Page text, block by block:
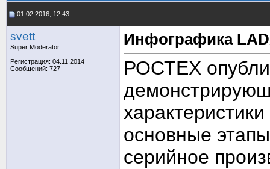
01.02.2016, 12:43
svett
Super Moderator
Регистрация: 04.11.2014
Сообщений: 727
Инфографика
РОСТЕХ
основные
серийное